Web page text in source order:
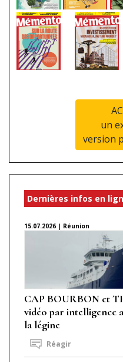
un
version
Dernières infos en
15.07.2026 | Réunion
CAP BOURBON et
vidéo par intelligence
la légine
Réagir